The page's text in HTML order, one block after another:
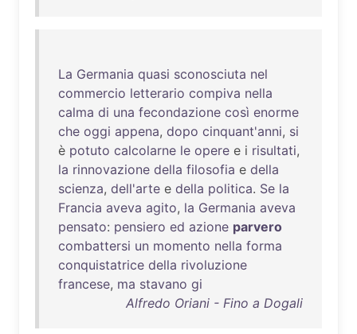
La Germania quasi sconosciuta nel
commercio letterario compiva nella
calma di una fecondazione così enorme
che oggi appena, dopo cinquant'anni, si
è potuto calcolarne le opere e i risultati,
la rinnovazione della filosofia e della
scienza, dell'arte e della politica. Se la
Francia aveva agito, la Germania aveva
pensato: pensiero ed azione parvero
combattersi un momento nella forma
conquistatrice della rivoluzione
francese, ma stavano gi
Alfredo Oriani - Fino a Dogali